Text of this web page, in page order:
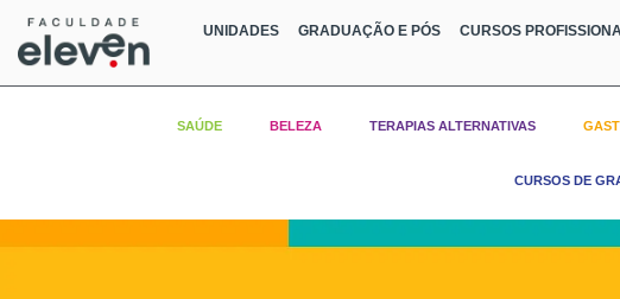
UNIDADES GRADUAÇÃO E PÓS CURSOS
SAÚDE BELEZA TERAPIAS ALTERNATIVAS
CURSOS DE